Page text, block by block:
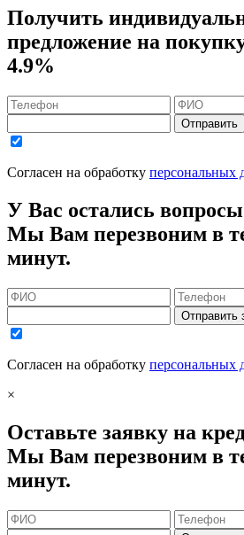
Получить
предложение на
4.9%
Отправить
Согласен на обработку персональных
У Вас остались
Мы Вам перезвоним в
минут.
Отправить
Согласен на обработку персональных
×
Оставьте заявку на
Мы Вам перезвоним в
минут.